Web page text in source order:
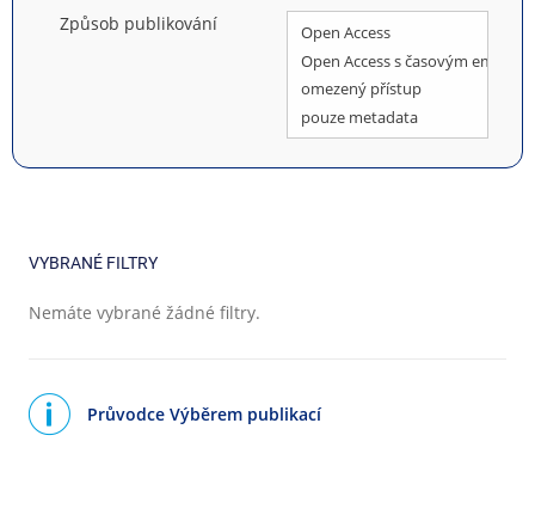
Způsob publikování
VYBRANÉ FILTRY
Nemáte vybrané žádné filtry.
Průvodce Výběrem publikací